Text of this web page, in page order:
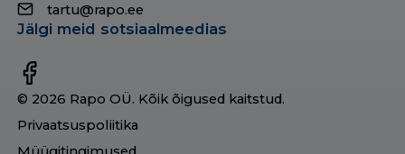
tartu@rapo.ee
Jälgi meid sotsiaalmeedias
© 2026 Rapo OÜ. Kõik õigused kaitstud.
Privaatsuspoliitika